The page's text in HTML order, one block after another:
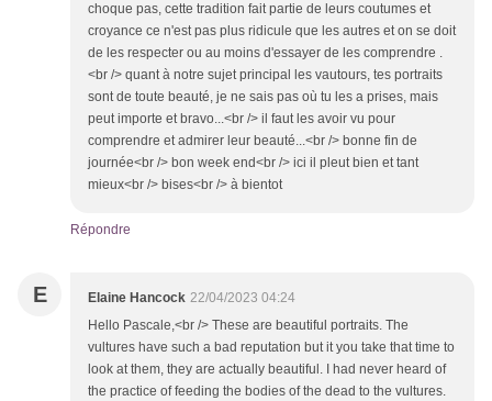
choque pas, cette tradition fait partie de leurs coutumes et
croyance ce n'est pas plus ridicule que les autres et on se doit
de les respecter ou au moins d'essayer de les comprendre .
<br /> quant à notre sujet principal les vautours, tes portraits
sont de toute beauté, je ne sais pas où tu les a prises, mais
peut importe et bravo...<br /> il faut les avoir vu pour
comprendre et admirer leur beauté...<br /> bonne fin de
journée<br /> bon week end<br /> ici il pleut bien et tant
mieux<br /> bises<br /> à bientot
Répondre
E Elaine Hancock 22/04/2023 04:24
Hello Pascale,<br /> These are beautiful portraits. The
vultures have such a bad reputation but it you take that time to
look at them, they are actually beautiful. I had never heard of
the practice of feeding the bodies of the dead to the vultures.